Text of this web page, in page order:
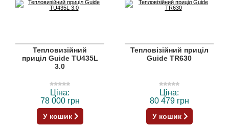
Тепловизійний
приціл Guide TU435L
3.0
Ціна:
78 000 грн
У кошик
Тепловізійний приціл
Guide TR630
Ціна:
80 479 грн
У кошик